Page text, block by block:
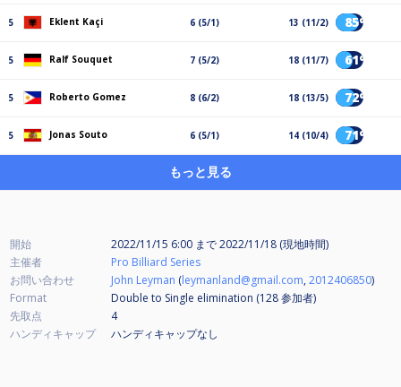
5 Eklent Kaçi 6 (5/1) 13 (11/2) 85%
5 Ralf Souquet 7 (5/2) 18 (11/7) 61%
5 Roberto Gomez 8 (6/2) 18 (13/5) 72%
5 Jonas Souto 6 (5/1) 14 (10/4) 71%
もっと見る
開始 2022/11/15 6:00 まで2022/11/18 (現地時間)
主催者
Pro Billiard Series
お問い合わせ
John Leyman (leymanland@gmail.com,2012406850)
Format
Double to Single elimination (128参加者)
先取点
4
ハンディキャップ
ハンディキャップなし